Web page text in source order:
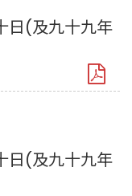
日(及九十九年
日(及九十九年